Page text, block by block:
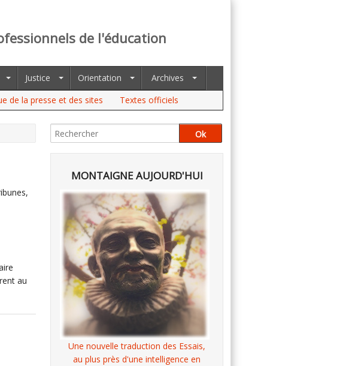
de l'éducation
Justice Orientation
Archives
de la presse et des sites Textes officiels
au
MONTAIGNE AUJOURD'HUI
Une nouvelle traduction des Essais,
au plus près d'une intelligence en